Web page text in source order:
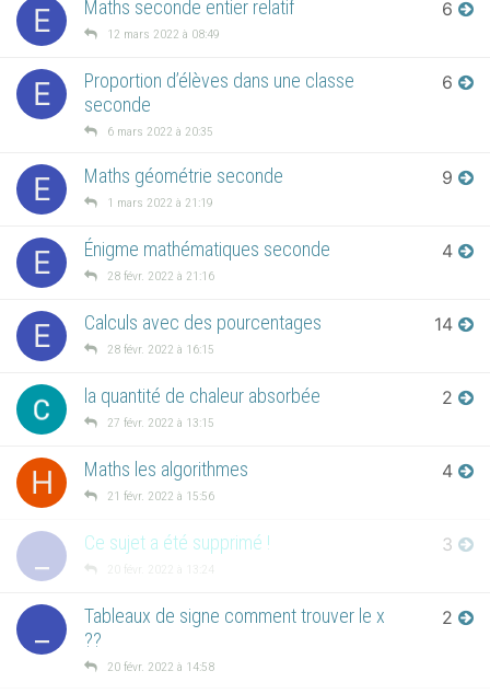
E Maths seconde entier relatif
12 mars 2022 à 08:49
6
E
Proportion d’élèves dans une classe
seconde
6 mars 2022 à 20:35
6
E Maths géométrie seconde
1 mars 2022 à 21:19
9
E Énigme mathématiques seconde
28 févr. 2022 à 21:16
4
E Calculs avec des pourcentages
28 févr. 2022 à 16:15
14
la quantité de chaleur absorbée
27 févr. 2022 à 13:15
2
H Maths les algorithmes
21 févr. 2022 à 15:56
4
Ce sujet a été supprimé !
20 févr. 2022 à 13:24
3
Tableaux de signe comment trouver le x
??
20 févr. 2022 à 14:58
2